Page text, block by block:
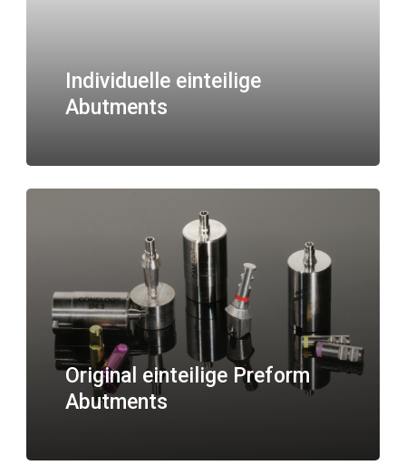
Individuelle einteilige
Abutments
Original einteilige Preform
Abutments